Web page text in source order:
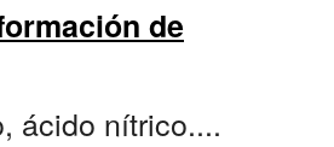
de
ácido nítrico....